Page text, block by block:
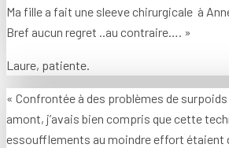
Ma fille a fait une sleeve chirurgicale à
Bref aucun regret ..au contraire…. »
Laure, patiente.
« Confrontée à des problèmes de
amont, j’avais bien compris que cette
essoufflements au moindre effort étaient